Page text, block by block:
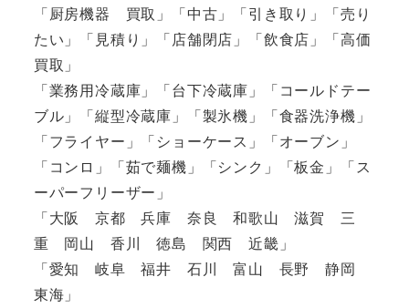
「厨房機器 買取」「中古」「引き取り」「売り
たい」「見積り」「店舗閉店」「飲食店」「高価
買取」
「業務用冷蔵庫」「台下冷蔵庫」「コールドテー
ブル」「縦型冷蔵庫」「製氷機」「食器洗浄機」
「フライヤー」「ショーケース」「オーブン」
「コンロ」「茹で麺機」「シンク」「板金」「ス
ーパーフリーザー」
「大阪 京都 兵庫 奈良 和歌山 滋賀 三
重 岡山 香川 徳島 関西 近畿」
「愛知 岐阜 福井 石川 富山 長野 静岡
東海」